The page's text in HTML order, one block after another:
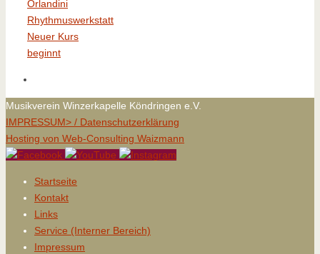
Orlandini
Rhythmuswerkstatt
Neuer Kurs
beginnt
Musikverein Winzerkapelle Köndringen e.V.
IMPRESSUM> / Datenschutzerklärung
Hosting von Web-Consulting Waizmann
Startseite
Kontakt
Links
Service (Interner Bereich)
Impressum